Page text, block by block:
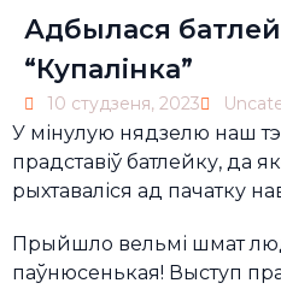
Адбылася
“Купалінка”
10 студзеня, 2023
У мінулую нядзелю наш
прадставіў батлейку, да
рыхтаваліся ад пачатку
Прыйшло вельмі шмат
паўнюсенькая! Выступ